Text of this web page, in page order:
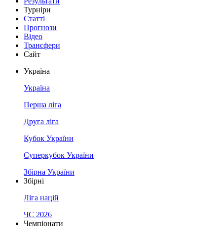
Турніри
Статті
Прогнози
Відео
Трансфери
Сайт
Україна
Україна
Перша ліга
Друга ліга
Кубок України
Суперкубок України
Збірна України
Збірні
Ліга націй
ЧС 2026
Чемпіонати